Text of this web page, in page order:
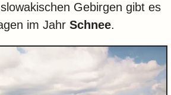
Gebirgen gibt es
im Jahr Schnee.